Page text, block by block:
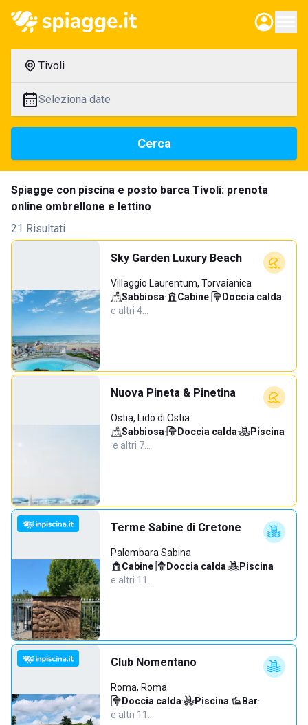
Tivoli
Seleziona date
Cerca
Spiagge con piscina e posto barca Tivoli: prenota
online ombrellone e lettino
21 Risultati
Sky Garden Luxury Beach
Villaggio Laurentum, Torvaianica
Sabbiosa· Cabine· Doccia calda·
e altri 4…
Nuova Pineta & Pinetina
Ostia, Lido di Ostia
Sabbiosa· Doccia calda·
Piscina
·e altri 7…
Terme Sabine di Cretone
Palombara Sabina
Cabine· Doccia calda· Piscina·
e altri 11…
Club Nomentano
Roma, Roma
Doccia calda· Piscina· Bar·
e altri 11…